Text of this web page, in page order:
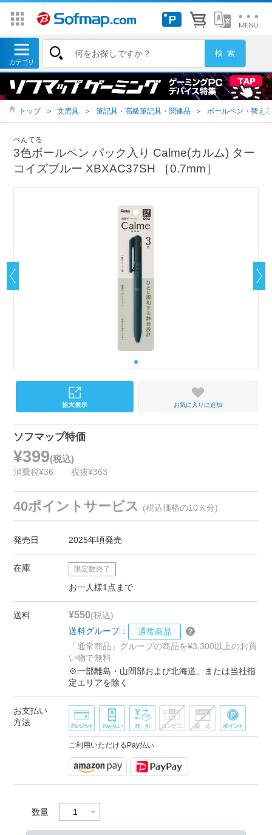
トップ ＞ 文房具 ＞ 筆記具・高級筆記具・関連品 ＞ ボールペン・替え芯
ぺんてる
3色ボールペン パック入り Calme(カルム) ター
コイズブルー XBXAC37SH ［0.7mm］
お気に入りに追加
ソフマップ特価
¥399(税込)
消費税¥36 税抜¥363
40ポイントサービス (税込価格の10％分)
発売日 2025年頃発売
在庫 限定数終了
お一人様1点まで
送料 ¥550(税込)
送料グループ：
通常商品
「通常商品」グループの商品を¥3,300以上のお買
い物で無料
※一部離島・山間部および北海道、または当社指
定エリアを除く
お支払い
方法
ご利用いただけるPay払い
数量